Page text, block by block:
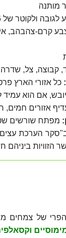
מותנה
לגובה ולקוטר של 16מ'
קרם-צהבהב,
קבוצה, צל,
כל אזורי הארץ
אם הוא עמיד
אזורים חמים,
מפתח שורשים
8 (מתוך 10)
הזוויות ביניהם
הפרי של צמחים